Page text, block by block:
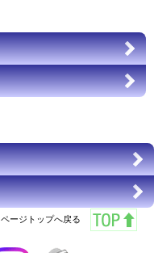
ページトップへ戻る